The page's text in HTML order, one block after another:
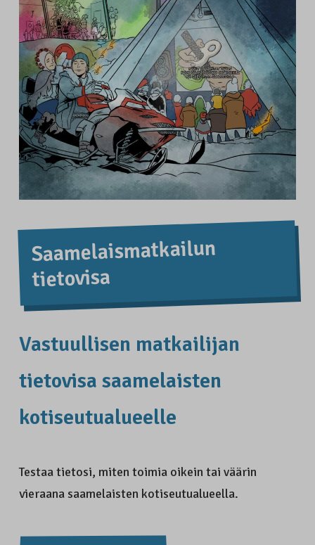
Saamelais­­matkailun
tietovisa
Vastuullisen matkailijan
tietovisa saamelaisten
kotiseutualueelle
Testaa tietosi, miten toimia oikein tai väärin
vieraana saamelaisten kotiseutualueella.